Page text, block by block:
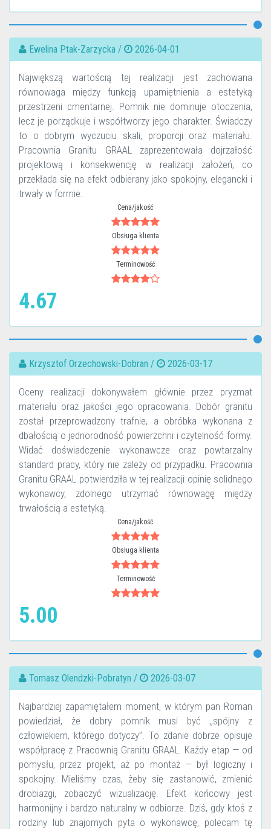
Ewelina Ptak-Zarzycka / 2026-04-01
Największą wartością tej realizacji jest zachowana
równowaga między funkcją upamiętnienia a estetyką
przestrzeni cmentarnej. Pomnik nie dominuje otoczenia,
lecz je porządkuje i współtworzy jego charakter. Świadczy
to o dobrym wyczuciu skali, proporcji oraz materiału.
Pracownia Granitu GRAAL zaprezentowała dojrzałość
projektową i konsekwencję w realizacji założeń, co
przekłada się na efekt odbierany jako spokojny, elegancki i
trwały w formie.
Cena/jakość
Obsługa klienta
Terminowość
4.67
Krzysztof Orzechowski-Dobran / 2026-03-17
Oceny realizacji dokonywałem głównie przez pryzmat
materiału oraz jakości jego opracowania. Dobór granitu
został przeprowadzony trafnie, a obróbka wykonana z
dbałością o jednorodność powierzchni i czytelność formy.
Widać doświadczenie wykonawcze oraz powtarzalny
standard pracy, który nie zależy od przypadku. Pracownia
Granitu GRAAL potwierdziła w tej realizacji opinię solidnego
wykonawcy, zdolnego utrzymać równowagę między
trwałością a estetyką.
Cena/jakość
Obsługa klienta
Terminowość
5.00
Tomasz Olendzki-Pobratyn / 2026-03-07
Najbardziej zapamiętałem moment, w którym pan Roman
powiedział, że dobry pomnik musi być „spójny z
człowiekiem, którego dotyczy”. To zdanie dobrze opisuje
współpracę z Pracownią Granitu GRAAL. Każdy etap — od
pomysłu, przez projekt, aż po montaż — był logiczny i
spokojny. Mieliśmy czas, żeby się zastanowić, zmienić
drobiazgi, zobaczyć wizualizację. Efekt końcowy jest
harmonijny i bardzo naturalny w odbiorze. Dziś, gdy ktoś z
rodziny lub znajomych pyta o wykonawcę, polecam tę